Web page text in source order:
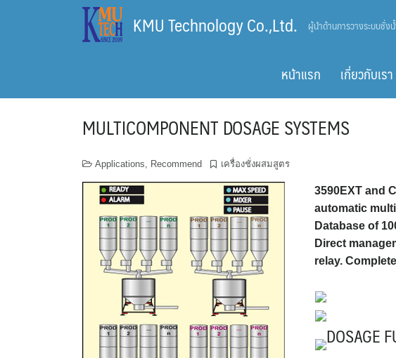
KMU Technology Co.,Ltd. ผู้นำด้านการวางระบบชั่
หน้าแรก เกี่ยวกับเรา
MULTICOMPONENT DOSAGE SYSTEMS
Applications, Recommend เครื่องชั่งผสมสูตร
3590EXT and
automatic
Database of
Direct
relay.
DOSAGE